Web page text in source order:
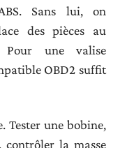
Sans lui, on
des pièces au
une valise
OBD2 suffit
Tester une bobine,
la masse